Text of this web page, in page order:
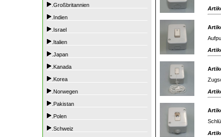
.Großbritannien
.Indien
.Israel
.Italien
.Japan
.Kanada
.Korea
.Norwegen
.Pakistan
.Polen
.Schweiz